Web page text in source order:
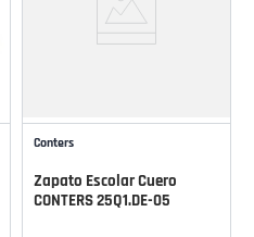
Conters
Zapato Escolar Cuero
CONTERS 25Q1.DE-05